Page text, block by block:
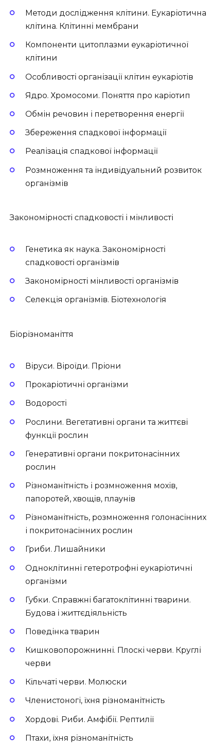
Методи дослідження клітини. Еукаріотична
клітина. Клітинні мембрани
Компоненти цитоплазми еукаріотичної
клітини
Особливості організації клітин еукаріотів
Ядро. Хромосоми. Поняття про каріотип
Обмін речовин і перетворення енергії
Збереження спадкової інформації
Реалізація спадкової інформації
Розмноження та індивідуальний розвиток
організмів
Закономірності спадковості і мінливості
Генетика як наука. Закономірності
спадковості організмів
Закономірності мінливості організмів
Селекція організмів. Біотехнологія
Біорізноманіття
Віруси. Віроїди. Пріони
Прокаріотичні організми
Водорості
Рослини. Вегетативні органи та життєві
функції рослин
Генеративні органи покритонасінних
рослин
Різноманітність і розмноження мохів,
папоротей, хвощів, плаунів
Різноманітність, розмноження голонасінних
і покритонасінних рослин
Гриби. Лишайники
Одноклітинні гетеротрофні еукаріотичні
організми
Губки. Справжні багатоклітинні тварини.
Будова і життєдіяльність
Поведінка тварин
Кишковопорожнинні. Плоскі черви. Круглі
черви
Кільчаті черви. Молюски
Членистоногі, їхня різноманітність
Хордові. Риби. Амфібії. Рептилії
Птахи, їхня різноманітність